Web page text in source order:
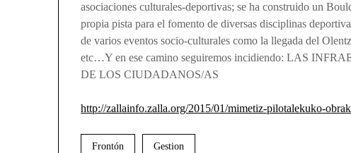
asociaciones culturales-deportivas; se ha construido un
propia pista para el fomento de diversas disciplinas
de varios eventos socio-culturales como la llegada del
etc…Y en ese camino seguiremos incidiendo: LAS
DE LOS CIUDADANOS/AS
http://zallainfo.zalla.org/2015/01/mimetiz-pilotalekuko-
Frontón Gestion